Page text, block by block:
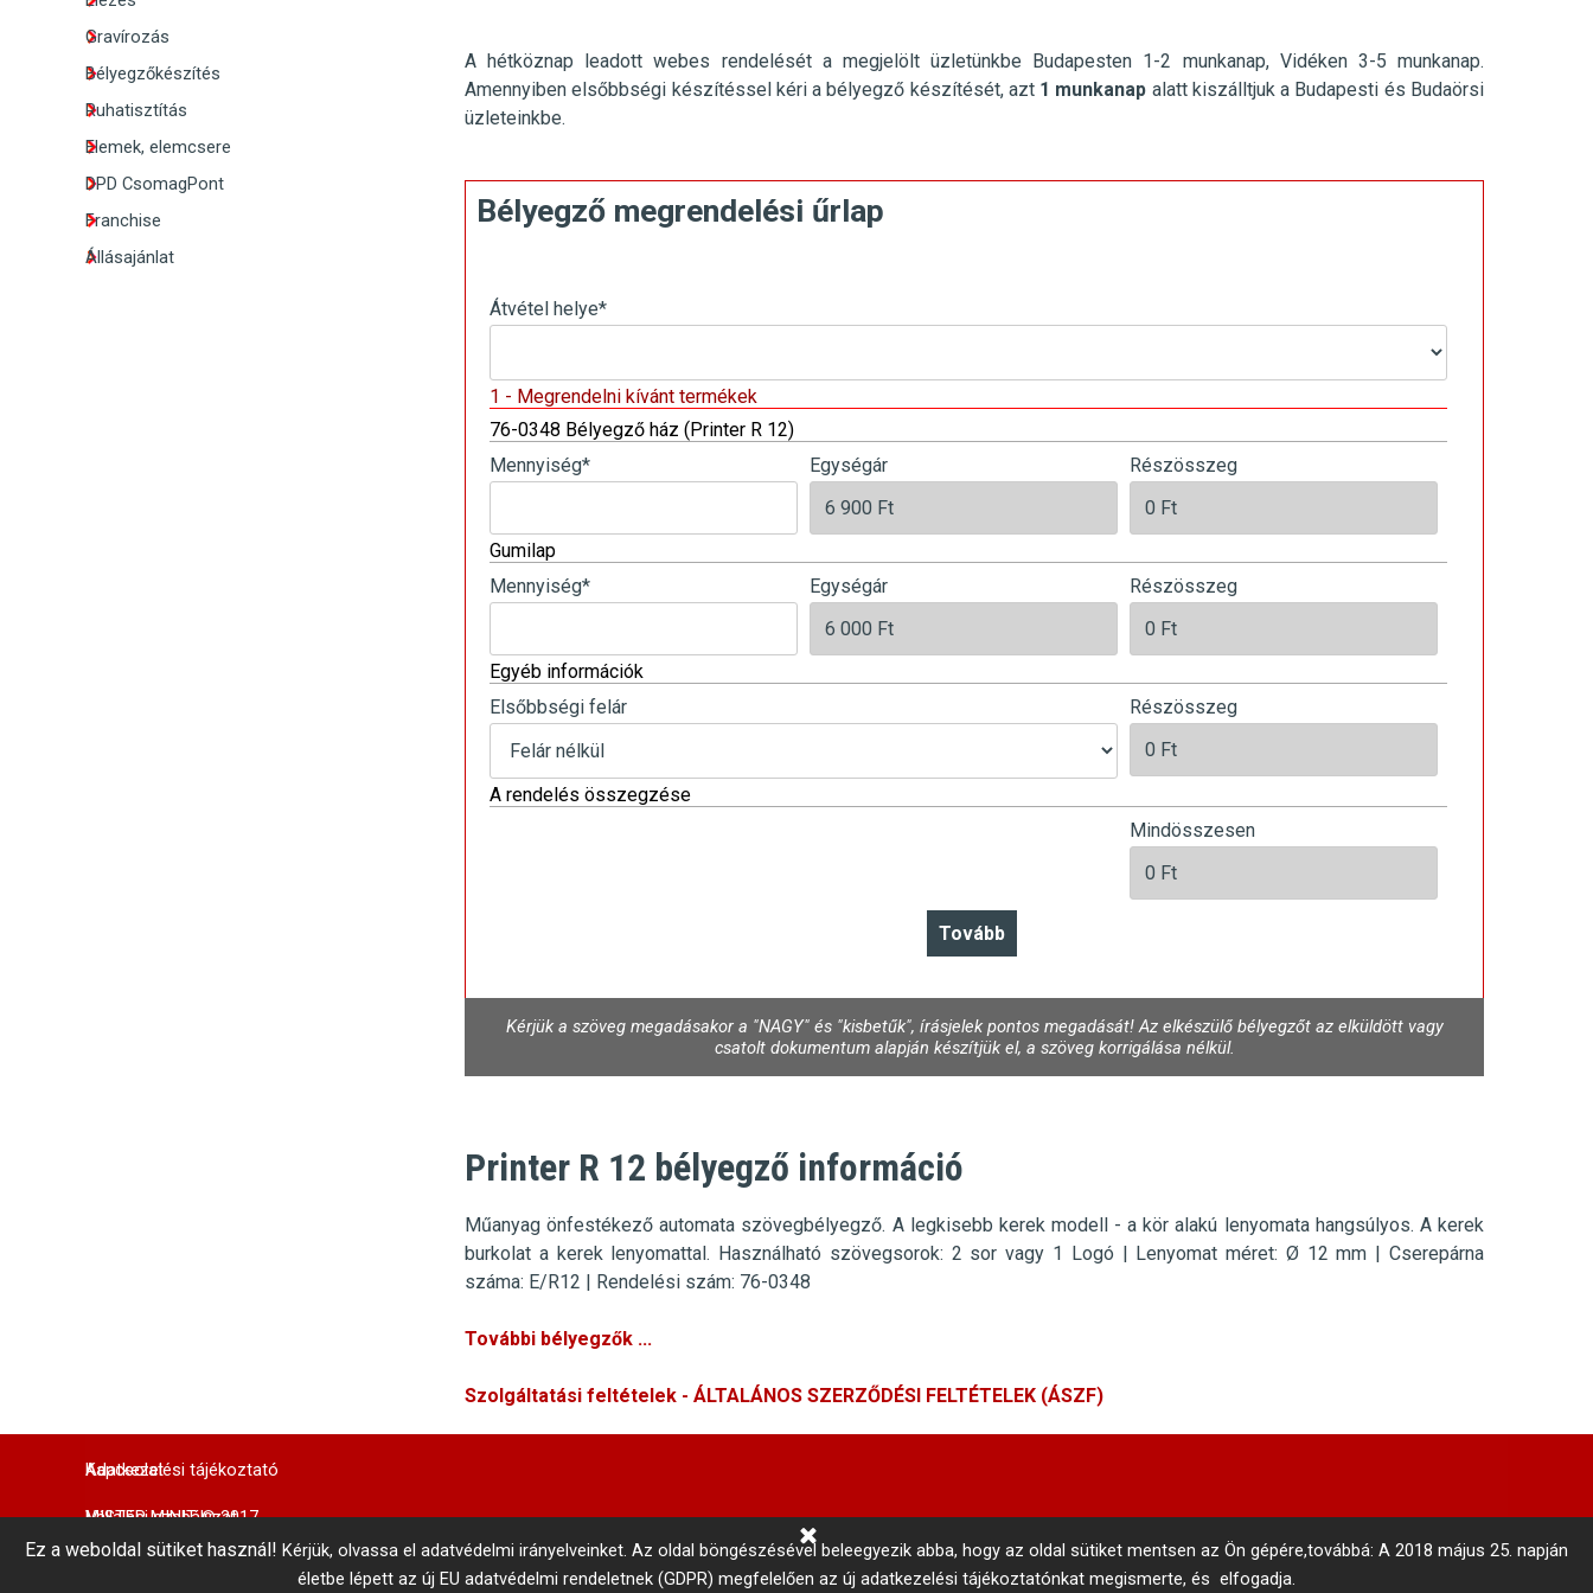
Gravírozás
Bélyegzőkészítés
Ruhatisztítás
Elemek, elemcsere
DPD CsomagPont
Franchise
Állásajánlat
A hétköznap leadott webes rendelését a megjelölt üzletünkbe Budapesten 1-2 munkanap, Vidéken 3-5 munkanap.
Amennyiben elsőbbségi készítéssel kéri a bélyegző készítését, azt 1 munkanap alatt kiszálltjuk a Budapesti és Budaörsi
üzleteinkbe.
Bélyegző megrendelési űrlap
Átvétel helye*
1 - Megrendelni kívánt termékek
76-0348 Bélyegző ház (Printer R 12)
Mennyiség* Egységár Részösszeg
Gumilap
Mennyiség* Egységár Részösszeg
Egyéb információk
Elsőbbségi felár
Részösszeg
A rendelés összegzése
Mindösszesen
Kérjük a szöveg megadásakor a "NAGY" és "kisbetűk", írásjelek pontos megadását! Az elkészülő bélyegzőt az elküldött vagy
csatolt dokumentum alapján készítjük el, a szöveg korrigálása nélkül.
Printer R 12 bélyegző információ
Műanyag önfestékező automata szövegbélyegző. A legkisebb kerek modell - a kör alakú lenyomata hangsúlyos. A kerek
burkolat a kerek lenyomattal. Használható szövegsorok: 2 sor vagy 1 Logó | Lenyomat méret: Ø 12 mm |Cserepárna
száma: E/R12 | Rendelési szám: 76-0348
További bélyegzők ...
Szolgáltatási feltételek - ÁLTALÁNOS SZERZŐDÉSI FELTÉTELEK (ÁSZF)
MISTER MINIT © 2017
Adatkezelési tájékoztató
Vállalási szabályzat
Kapcsolat
Központi Autókulcsmásolás
telefonszám: +36 1 866 3300 # 3206
Ez a weboldal sütiket használ! Kérjük, olvassa el adatvédelmi irányelveinket. Az oldal böngészésével beleegyezik abba, hogy az oldal sütiket mentsen az Ön gépére,továbbá: A 2018 május 25. napján
életbe lépett az új EU adatvédelmi rendeletnek (GDPR) megfelelően az új adatkezelési tájékoztatónkat megismerte, és elfogadja.